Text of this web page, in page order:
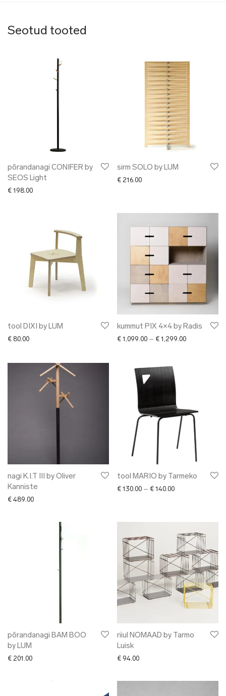
Seotud tooted
põrandanagi CONIFER by
SEOS Light
€ 198.00
sirm SOLO by LUM
€ 216.00
tool DIXI by LUM
€ 80.00
kummut PIX 4×4 by Radis
€ 1,099.00 – € 1,299.00Price range:
nagi K.I.T III by Oliver
Kanniste
€ 489.00
tool MARIO by Tarmeko
€ 130.00 – € 140.00Price range: €
põrandanagi BAM BOO
by LUM
€ 201.00
riiul NOMAAD by Tarmo
Luisk
€ 94.00